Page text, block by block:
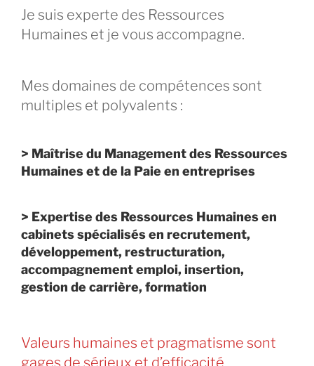
Je suis experte des Ressources
Humaines et je vous accompagne.
Mes domaines de compétences sont
multiples et polyvalents :
> Maîtrise du Management des Ressources
Humaines et de la Paie en entreprises
> Expertise des Ressources Humaines en
cabinets spécialisés en recrutement,
développement, restructuration,
accompagnement emploi, insertion,
gestion de carrière, formation
Valeurs humaines et pragmatisme sont
gages de sérieux et d’efficacité.